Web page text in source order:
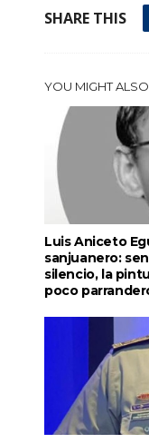
SHARE THIS
YOU MIGHT
Luis Aniceto
sanjuanero:
silencio, la
poco